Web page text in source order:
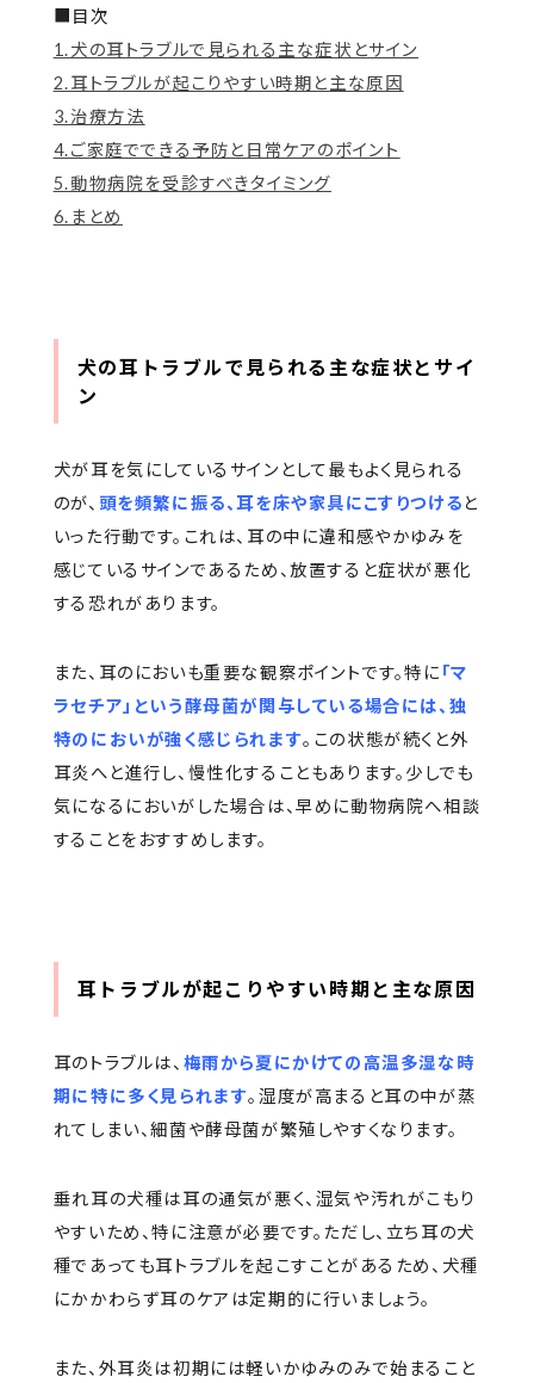
■目次
1.犬の耳トラブルで見られる主な症状とサイン
2.耳トラブルが起こりやすい時期と主な原因
3.治療方法
4.ご家庭でできる予防と日常ケアのポイント
5.動物病院を受診すべきタイミング
6.まとめ
犬の耳トラブルで見られる主な症状とサイ
ン
犬が耳を気にしているサインとして最もよく見られる
のが、 頭を頻繁に振る、耳を床や家具にこすりつける と
いった行動です。これは、耳の中に違和感やかゆみを
感じているサインであるため、放置すると症状が悪化
する恐れがあります。
また、耳のにおいも重要な観察ポイントです。特に 「マ
ラセチア」という酵母菌が関与している場合には、独
特のにおいが強く感じられます。この状態が続くと外
耳炎へと進行し、慢性化することもあります。少しでも
気になるにおいがした場合は、早めに動物病院へ相談
することをおすすめします。
耳トラブルが起こりやすい時期と主な原因
耳のトラブルは、 梅雨から夏にかけての高温多湿な時
期に特に多く見られます。湿度が高まると耳の中が蒸
れてしまい、細菌や酵母菌が繁殖しやすくなります。
垂れ耳の犬種は耳の通気が悪く、湿気や汚れがこもり
やすいため、特に注意が必要です。ただし、立ち耳の犬
種であっても耳トラブルを起こすことがあるため、犬種
にかかわらず耳のケアは定期的に行いましょう。
また、外耳炎は初期には軽いかゆみのみで始まること